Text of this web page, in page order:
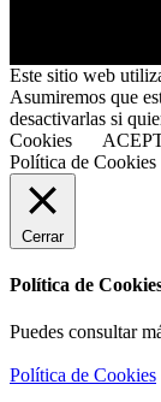
Este sitio web
Asumiremos que
desactivarlas si
Cookies
Política de Cookies
Cerrar
Política de
Puedes consultar
Política de Cookies